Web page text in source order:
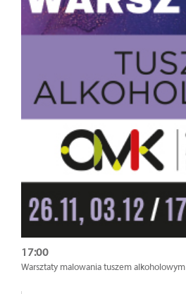
17:00
Warsztaty malowania tuszem alkoholowym